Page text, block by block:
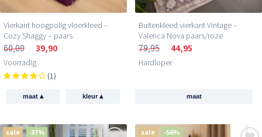
Vierkant hoogpolig vloerkleed –
Cozy Shaggy – paars
60,00 39,90
Voorradig
(1)
maat ▴ kleur▴
Buitenkleed vierkant Vintage –
Valenca Nova paars/roze
79,95 44,95
Hardloper
maat
sale -37% sale -56%